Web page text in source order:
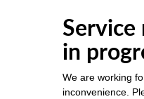
Service
in
We are working
inconvenience.